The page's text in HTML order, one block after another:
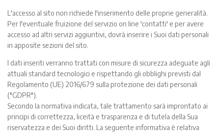
L'accesso al sito non richiede l'inserimento delle proprie generalità.
Per l'eventuale fruizione del servizio on line 'contatti' e per avere
accesso ad altri servizi aggiuntivi, dovrà inserire i Suoi dati personali
in apposite sezioni del sito.
I dati inseriti verranno trattati con misure di sicurezza adeguate agli
attuali standard tecnologici e rispettando gli obblighi previsti dal
Regolamento (UE) 2016/679 sulla protezione dei dati personali
("GDPR").
Secondo la normativa indicata, tale trattamento sarà improntato ai
principi di correttezza, liceità e trasparenza e di tutela della Sua
riservatezza e dei Suoi diritti. La seguente informativa è relativa